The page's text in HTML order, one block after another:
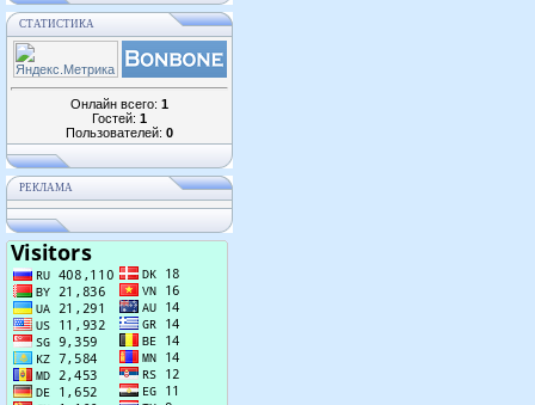
СТАТИСТИКА
Онлайн всего: 1
Гостей: 1
Пользователей: 0
РЕКЛАМА